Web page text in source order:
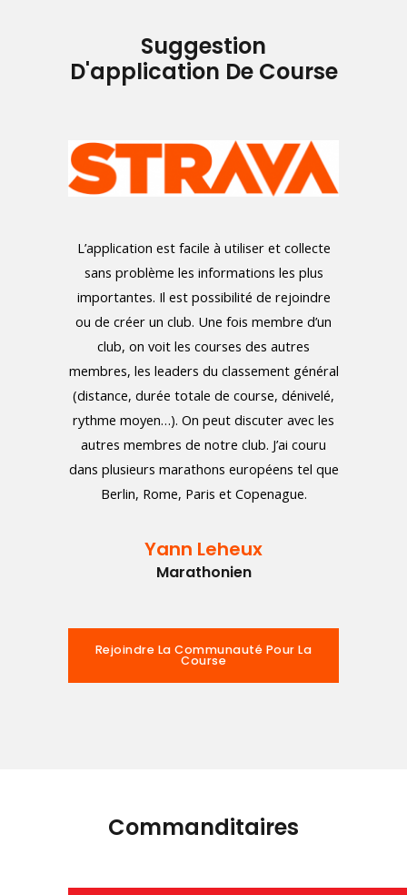
Suggestion
D'application De Course
L’application est facile à utiliser et collecte
sans problème les informations les plus
importantes. Il est possibilité de rejoindre
ou de créer un club. Une fois membre d’un
club, on voit les courses des autres
membres, les leaders du classement général
(distance, durée totale de course, dénivelé,
rythme moyen…). On peut discuter avec les
autres membres de notre club. J’ai couru
dans plusieurs marathons européens tel que
Berlin, Rome, Paris et Copenague.
Yann Leheux
Marathonien
Rejoindre La Communauté Pour La
Course
Commanditaires